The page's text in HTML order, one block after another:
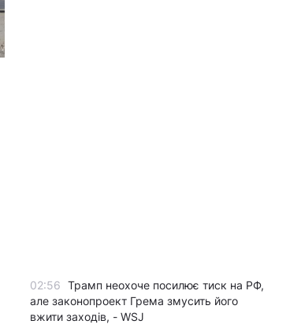
02:56 Трамп неохоче посилює тиск на РФ,
але законопроект Грема змусить його
вжити заходів, - WSJ